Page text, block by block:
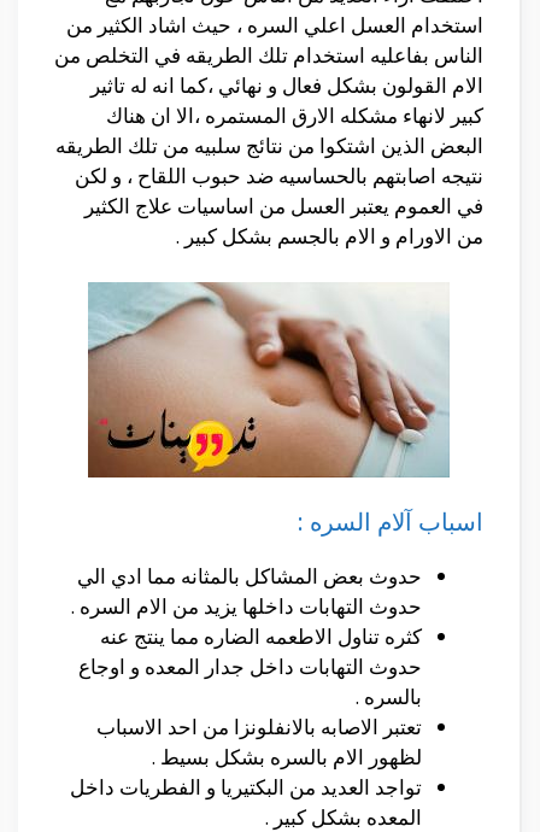
استخدام العسل اعلي السره ، حيث اشاد الكثير من
الناس بفاعليه استخدام تلك الطريقه في التخلص من
الام القولون بشكل فعال و نهائي ،كما انه له تاثير
كبير لانهاء مشكله الارق المستمره ،الا ان هناك
البعض الذين اشتكوا من نتائج سلبيه من تلك الطريقه
نتيجه اصابتهم بالحساسيه ضد حبوب اللقاح ، و لكن
في العموم يعتبر العسل من اساسيات علاج الكثير
من الاورام و الام بالجسم بشكل كبير .
اسباب آلام السره :
حدوث بعض المشاكل بالمثانه مما ادي الي
حدوث التهابات داخلها يزيد من الام السره .
كثره تناول الاطعمه الضاره مما ينتج عنه
حدوث التهابات داخل جدار المعده و اوجاع
بالسره .
تعتبر الاصابه بالانفلونزا من احد الاسباب
لظهور الام بالسره بشكل بسيط .
تواجد العديد من البكتيريا و الفطريات داخل
المعده بشكل كبير .